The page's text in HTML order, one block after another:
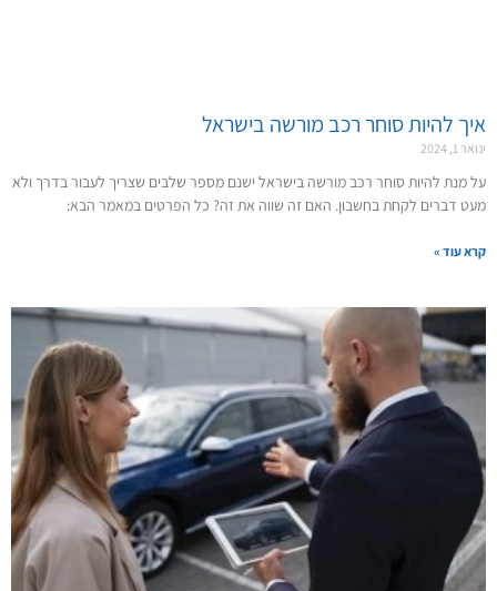
איך להיות סוחר רכב מורשה בישראל
ינואר 1, 2024
על מנת להיות סוחר רכב מורשה בישראל ישנם מספר שלבים שצריך לעבור בדרך ולא
מעט דברים לקחת בחשבון. האם זה שווה את זה? כל הפרטים במאמר הבא:
קרא עוד »